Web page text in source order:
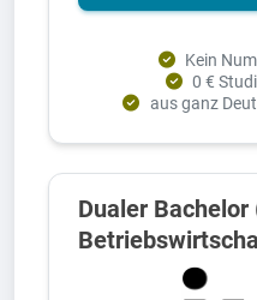
Kein
0 €
aus ganz
Dualer